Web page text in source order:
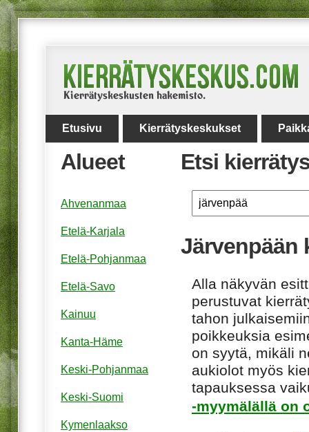
Etusivu Kierrätyskeskukset
Etsi
Järvenpään
Alla näkyvän
perustuvat
tahon
poikkeuksia
on syytä, mikäli
aukiolot myös
tapauksessa
-myymälällä on
Alueet
Ahvenanmaa
Etelä-Karjala
Etelä-Pohjanmaa
Etelä-Savo
Kainuu
Kanta-Häme
Keski-Pohjanmaa
Keski-Suomi
Kymenlaakso